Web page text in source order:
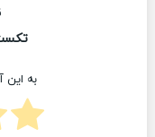
به این